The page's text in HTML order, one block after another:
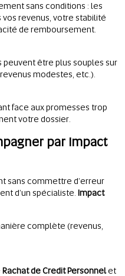
sans conditions : les
revenus, votre stabilité
de remboursement.
peuvent être plus souples sur
modestes, etc.).
face aux promesses trop
votre dossier.
par Impact
sans commettre d’erreur
d’un spécialiste. Impact
complète (revenus,
Rachat de Credit Personnelet